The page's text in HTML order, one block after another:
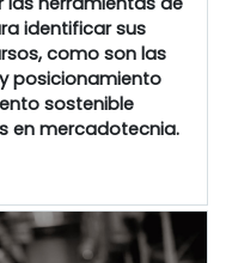
identificar sus
como son las
posicionamiento
sostenible
en mercadotecnia.